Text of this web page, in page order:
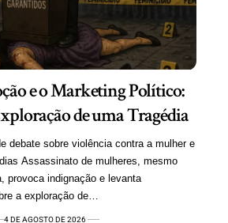
e o Marketing Político:
de uma Tragédia
debate sobre violência contra a mulher e
Assassinato de mulheres, mesmo
provoca indignação e levanta
a exploração de…
4 DE AGOSTO DE 2026